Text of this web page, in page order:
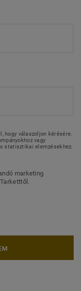
hogy válaszoljon kérésére.
vagy
statisztikai elemzésekhez.
marketing